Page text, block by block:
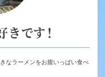
きです！
なラーメンをお腹いっぱい食べ